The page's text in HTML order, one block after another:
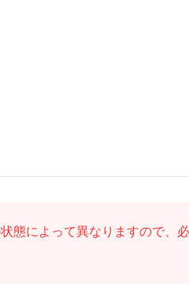
態によって異なりますので、